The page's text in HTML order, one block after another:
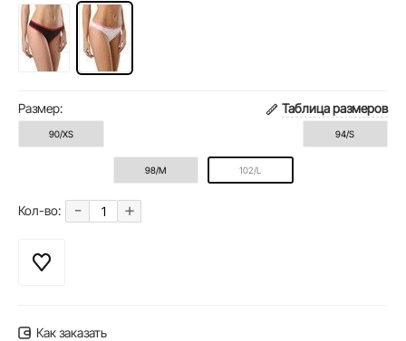
Размер: Таблица размеров
90/XS 94/S
98/M 102/L
Кол-во: - +
Как заказать